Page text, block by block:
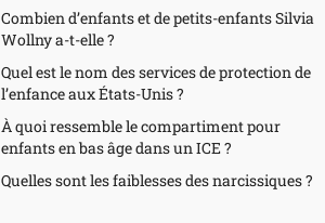
Combien d’enfants et de petits-enfants Silvia
Wollny a-t-elle ?
Quel est le nom des services de protection de
l’enfance aux États-Unis ?
À quoi ressemble le compartiment pour
enfants en bas âge dans un ICE ?
Quelles sont les faiblesses des narcissiques ?